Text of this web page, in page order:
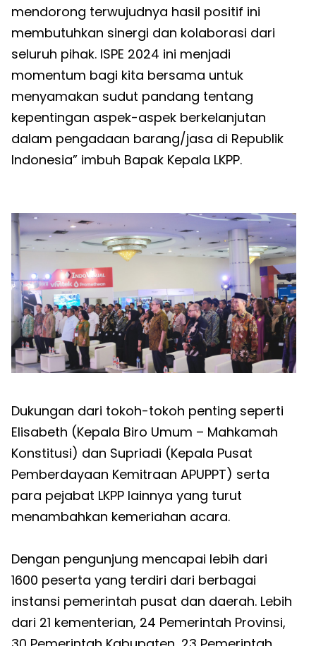
mendorong terwujudnya hasil positif ini
membutuhkan sinergi dan kolaborasi dari
seluruh pihak. ISPE 2024 ini menjadi
momentum bagi kita bersama untuk
menyamakan sudut pandang tentang
kepentingan aspek-aspek berkelanjutan
dalam pengadaan barang/jasa di Republik
Indonesia” imbuh Bapak Kepala LKPP.
Dukungan dari tokoh-tokoh penting seperti
Elisabeth (Kepala Biro Umum – Mahkamah
Konstitusi) dan Supriadi (Kepala Pusat
Pemberdayaan Kemitraan APUPPT) serta
para pejabat LKPP lainnya yang turut
menambahkan kemeriahan acara.
Dengan pengunjung mencapai lebih dari
1600 peserta yang terdiri dari berbagai
instansi pemerintah pusat dan daerah. Lebih
dari 21 kementerian, 24 Pemerintah Provinsi,